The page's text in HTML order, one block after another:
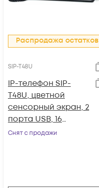
Распродажа остатков
SIP-T48U
IP-телефон SIP-
T48U, цветной
сенсорный экран, 2
порта USB, 16
аккаунтов, BLF, PoE,
Снят с продажи